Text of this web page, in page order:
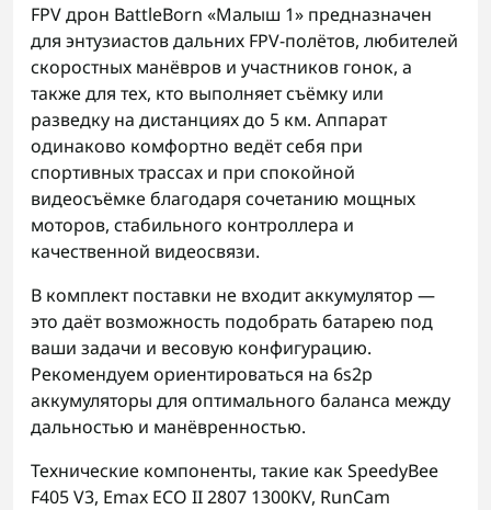
FPV дрон BattleBorn «Малыш 1» предназначен
для энтузиастов дальних FPV-полётов, любителей
скоростных манёвров и участников гонок, а
также для тех, кто выполняет съёмку или
разведку на дистанциях до 5 км. Аппарат
одинаково комфортно ведёт себя при
спортивных трассах и при спокойной
видеосъёмке благодаря сочетанию мощных
моторов, стабильного контроллера и
качественной видеосвязи.
В комплект поставки не входит аккумулятор —
это даёт возможность подобрать батарею под
ваши задачи и весовую конфигурацию.
Рекомендуем ориентироваться на 6s2p
аккумуляторы для оптимального баланса между
дальностью и манёвренностью.
Технические компоненты, такие как SpeedyBee
F405 V3, Emax ECO II 2807 1300KV, RunCam